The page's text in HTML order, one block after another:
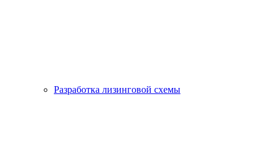
Разработка лизинговой схемы